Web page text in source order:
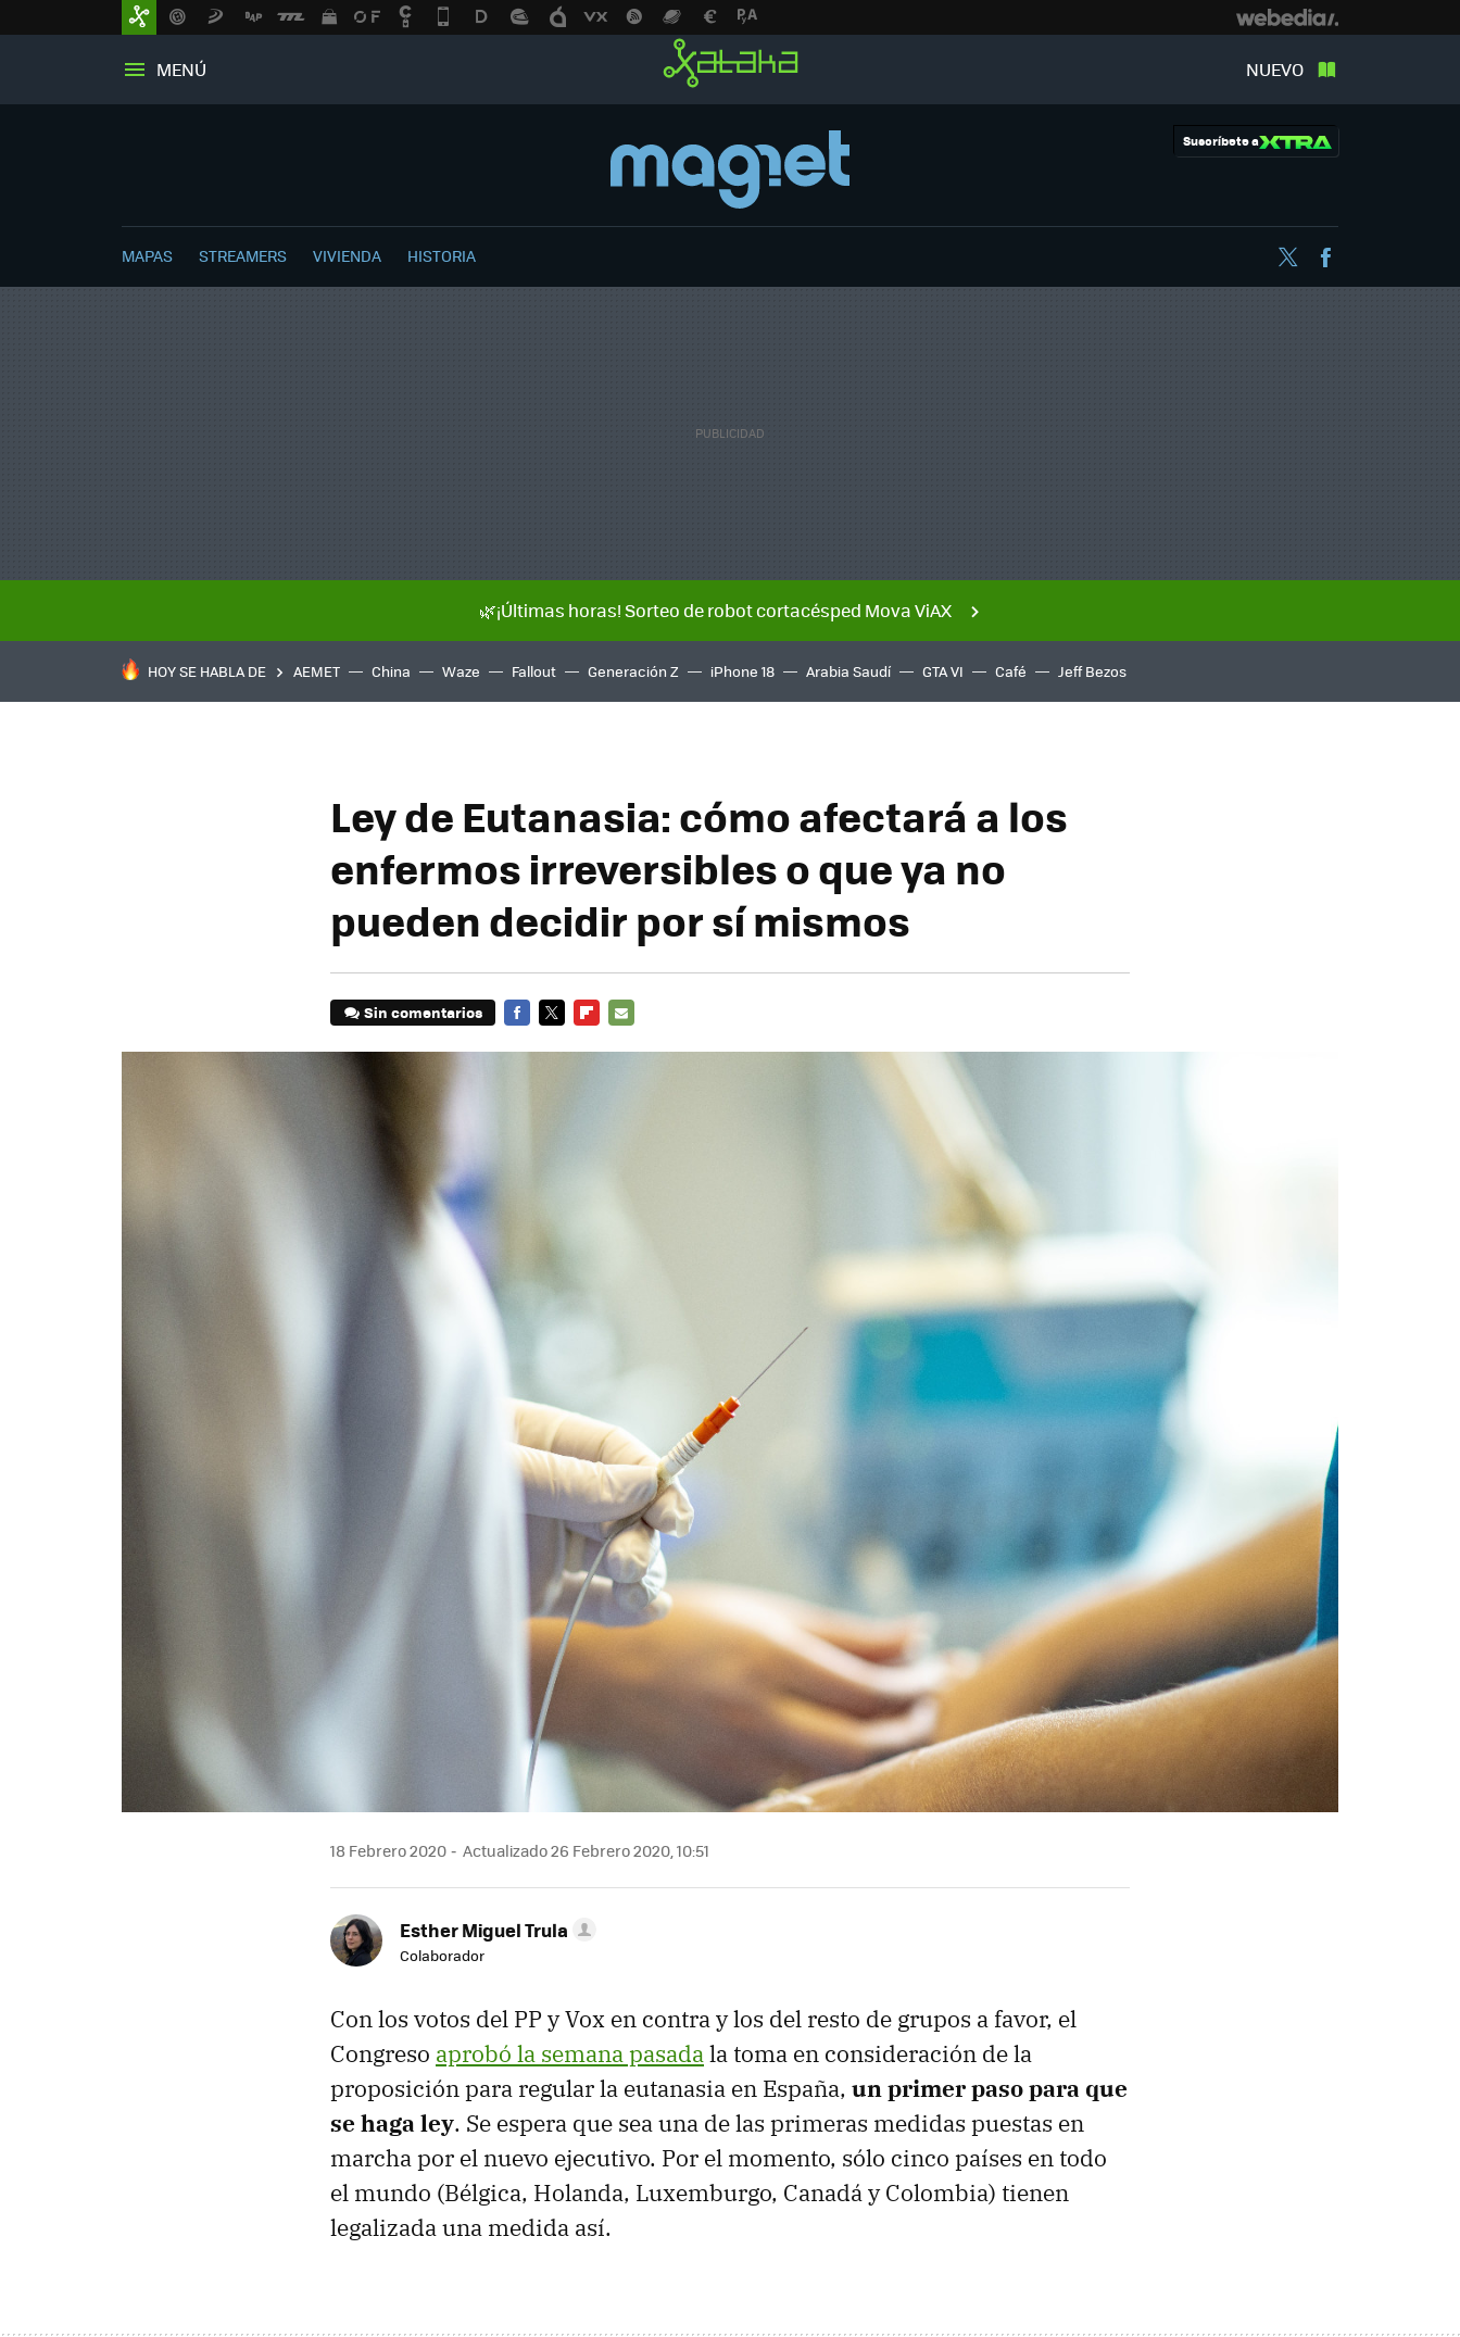
MENÚ NUEVO
Suscríbete a
MAPAS STREAMERS VIVIENDA HISTORIA Twitter
🌿¡Últimas horas! Sorteo de robot cortacésped Mova ViAX
HOY SE HABLA DE AEMET China Waze Fallout Generación Z iPhone 18 Arabia Saudí GTA VI Café Jeff Bezos
Ley de Eutanasia: cómo afectará a los
enfermos irreversibles o que ya no
pueden decidir por sí mismos
Sin comentarios
18 Febrero 2020 Actualizado 26 Febrero 2020, 10:51
Esther Miguel Trula
Colaborador
Con los votos del PP y Vox en contra y los del resto de grupos a favor, el
Congreso aprobó la semana pasadala toma en consideración de la
proposición para regular la eutanasia en España, un primer paso para que
se haga ley. Se espera que sea una de las primeras medidas puestas en
marcha por el nuevo ejecutivo. Por el momento, sólo cinco países en todo
el mundo (Bélgica, Holanda, Luxemburgo, Canadá y Colombia) tienen
legalizada una medida así.